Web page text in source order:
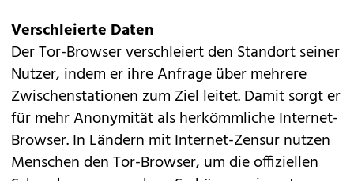
Verschleierte Daten
Der Tor-Browser verschleiert den Standort seiner
Nutzer, indem er ihre Anfrage über mehrere
Zwischenstationen zum Ziel leitet. Damit sorgt er
für mehr Anonymität als herkömmliche Internet-
Browser. In Ländern mit Internet-Zensur nutzen
Menschen den Tor-Browser, um die offiziellen